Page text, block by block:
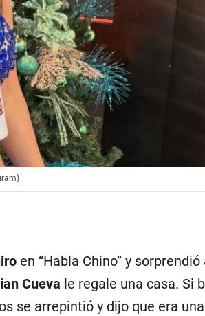
en “Habla Chino” y sorprendió
Cueva le regale una casa. Si
se arrepintió y dijo que era una